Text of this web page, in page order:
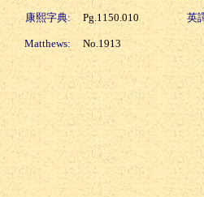
康熙字典: Pg.1150.010 英
Matthews: No.1913